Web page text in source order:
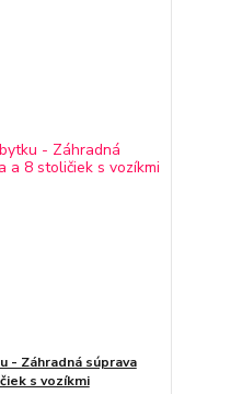
- Záhradná súprava
s vozíkmi